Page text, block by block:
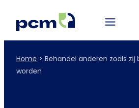
Home > Behandel anderen zoals zij
worden